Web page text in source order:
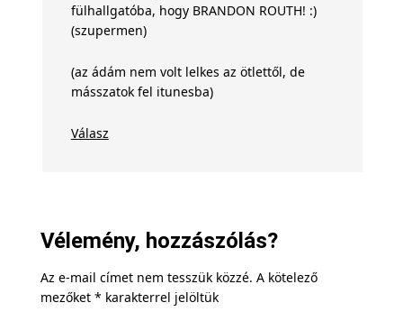
fülhallgatóba, hogy BRANDON ROUTH! :)
(szupermen)
(az ádám nem volt lelkes az ötlettől, de
másszatok fel itunesba)
Válasz
Vélemény, hozzászólás?
Az e-mail címet nem tesszük közzé. A kötelező
mezőket * karakterrel jelöltük